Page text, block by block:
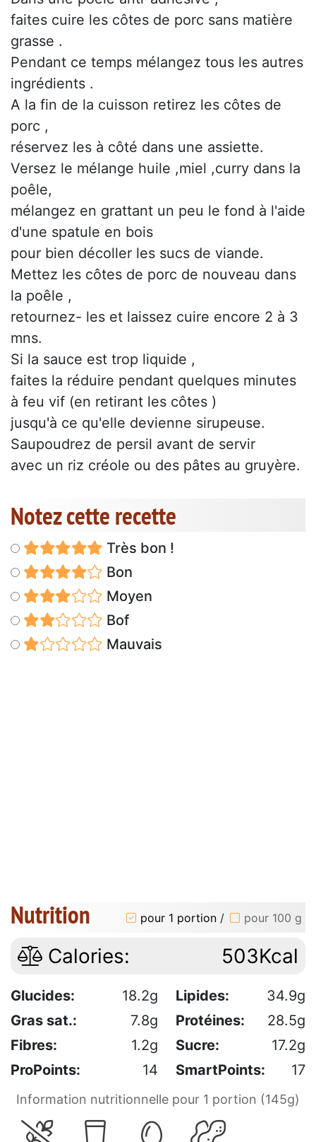
faites cuire les côtes de porc sans matière
grasse .
Pendant ce temps mélangez tous les autres
ingrédients .
A la fin de la cuisson retirez les côtes de
porc ,
réservez les à côté dans une assiette.
Versez le mélange huile ,miel ,curry dans la
poêle,
mélangez en grattant un peu le fond à l'aide
d'une spatule en bois
pour bien décoller les sucs de viande.
Mettez les côtes de porc de nouveau dans
la poêle ,
retournez- les et laissez cuire encore 2 à 3
mns.
Si la sauce est trop liquide ,
faites la réduire pendant quelques minutes
à feu vif (en retirant les côtes )
jusqu'à ce qu'elle devienne sirupeuse.
Saupoudrez de persil avant de servir
avec un riz créole ou des pâtes au gruyère.
Notez cette recette
Très bon !
Bon
Moyen
Bof
Mauvais
Nutrition pour 1 portion / pour 100 g
Calories: 503Kcal
Glucides: 18.2g Lipides:
34.9g
Gras sat.:
7.8g Protéines:
28.5g
Fibres:
1.2g Sucre:
17.2g
ProPoints:
14 SmartPoints: 17
Information nutritionnelle pour 1 portion (145g)